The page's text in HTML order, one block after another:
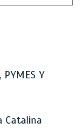
PYMES Y
Catalina